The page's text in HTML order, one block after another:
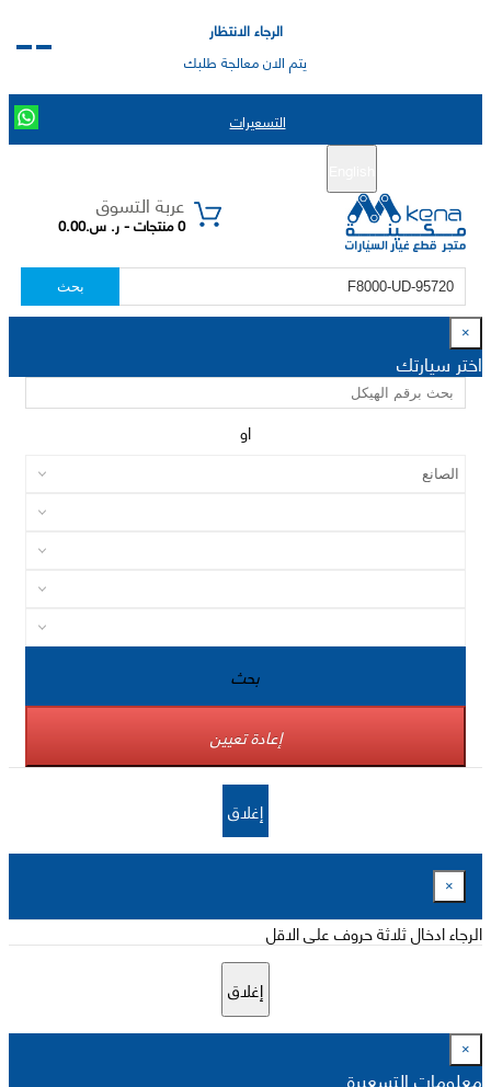
الرجاء الانتظار
يتم الان معالجة طلبك
التسعيرات
عربة التسوق
0 منتجات - ر. س.0.00
بحث
×
اختر سيارتك
او
بحث
إعادة تعيين
إغلاق
×
الرجاء ادخال ثلاثة حروف على الاقل
إغلاق
×
معلومات التسعيرة